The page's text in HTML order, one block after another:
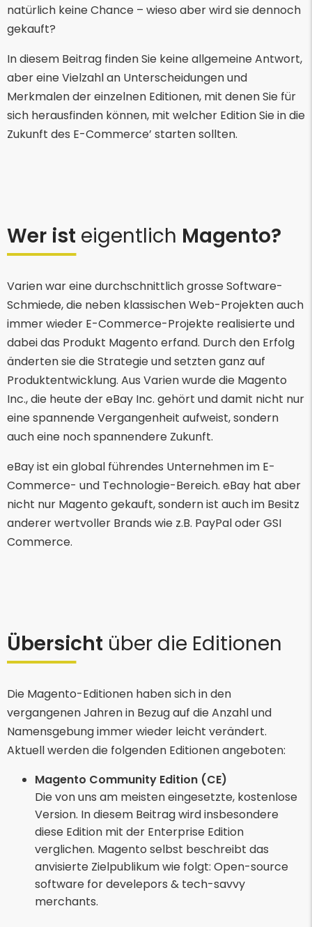
natürlich keine Chance – wieso aber wird sie dennoch
gekauft?
In diesem Beitrag finden Sie keine allgemeine Antwort,
aber eine Vielzahl an Unterscheidungen und
Merkmalen der einzelnen Editionen, mit denen Sie für
sich herausfinden können, mit welcher Edition Sie in die
Zukunft des E-Commerce’ starten sollten.
Wer ist eigentlich Magento?
Varien war eine durchschnittlich grosse Software-
Schmiede, die neben klassischen Web-Projekten auch
immer wieder E-Commerce-Projekte realisierte und
dabei das Produkt Magento erfand. Durch den Erfolg
änderten sie die Strategie und setzten ganz auf
Produktentwicklung. Aus Varien wurde die Magento
Inc., die heute der eBay Inc. gehört und damit nicht nur
eine spannende Vergangenheit aufweist, sondern
auch eine noch spannendere Zukunft.
eBay ist ein global führendes Unternehmen im E-
Commerce- und Technologie-Bereich. eBay hat aber
nicht nur Magento gekauft, sondern ist auch im Besitz
anderer wertvoller Brands wie z.B. PayPal oder GSI
Commerce.
Übersicht über die Editionen
Die Magento-Editionen haben sich in den
vergangenen Jahren in Bezug auf die Anzahl und
Namensgebung immer wieder leicht verändert.
Aktuell werden die folgenden Editionen angeboten:
Magento Community Edition (CE)
Die von uns am meisten eingesetzte, kostenlose
Version. In diesem Beitrag wird insbesondere
diese Edition mit der Enterprise Edition
verglichen. Magento selbst beschreibt das
anvisierte Zielpublikum wie folgt: Open-source
software for develepors & tech-savvy
merchants.